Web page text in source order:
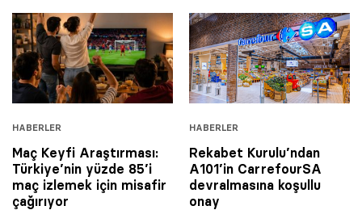
HABERLER
Maç Keyfi Araştırması:
Türkiye’nin yüzde 85’i
maç izlemek için misafir
çağırıyor
HABERLER
Rekabet Kurulu’ndan
A101’in CarrefourSA
devralmasına koşullu
onay